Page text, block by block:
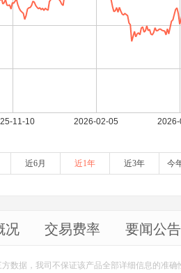
近6月 近1年 近3年 今
况 交易费率 要闻公告
数据，我司不保证该产品全部详细信息的准